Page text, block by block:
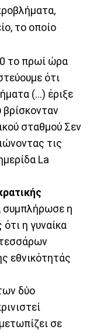
το οποίο
το πρωί ώρα
ότι
(...) έριξε
σταθμού Σεν
τις
La
συμπλήρωσε η
ότι η γυναίκα
εθνικότητάς
δύο
σε